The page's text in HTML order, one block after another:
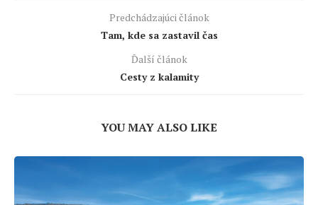
Predchádzajúci článok
Tam, kde sa zastavil čas
Ďalší článok
Cesty z kalamity
YOU MAY ALSO LIKE